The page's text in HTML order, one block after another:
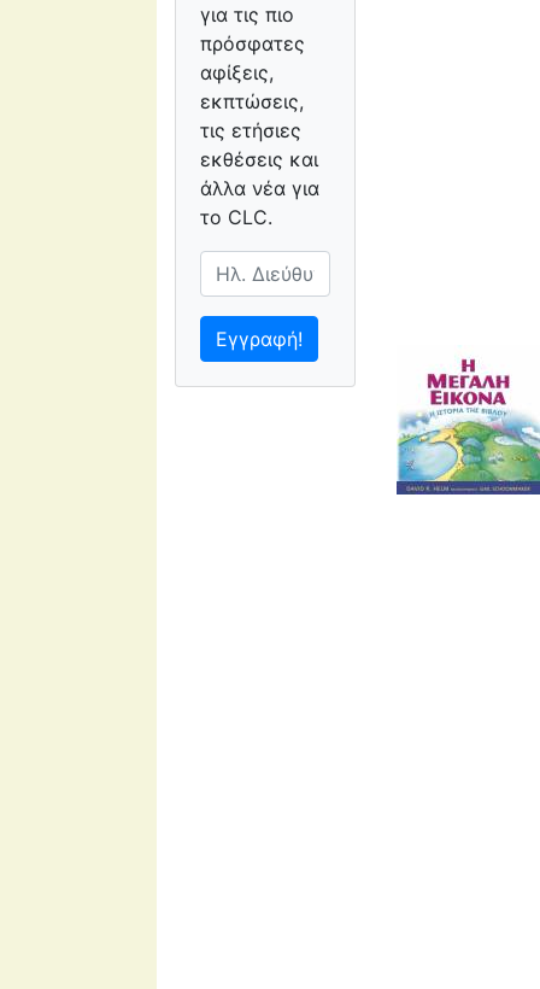
για τις πιο
πρόσφατες
αφίξεις,
εκπτώσεις,
τις ετήσιες
εκθέσεις και
άλλα νέα για
το CLC.
Εγγραφή!